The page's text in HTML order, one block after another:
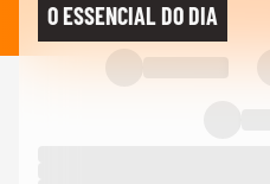
O ESSENCIAL DO DIA